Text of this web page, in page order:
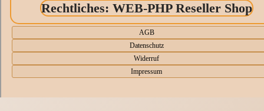
Rechtliches: WEB-PHP Reseller Shop
AGB
Datenschutz
Widerruf
Impressum